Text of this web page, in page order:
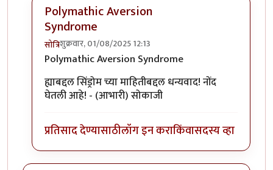
Polymathic Aversion
Syndrome
सोत्रिशुक्रवार, 01/08/2025 12:13
In reply toPolymathic Aversion Syndrome
Polymathic Aversion Syndrome
ह्याबद्दल सिंड्रोम च्या माहितीबद्दल धन्यवाद! नोंद
घेतली आहे! - (आभारी) सोकाजी
प्रतिसाद देण्यासाठीलॉग इन कराकिंवासदस्य व्हा